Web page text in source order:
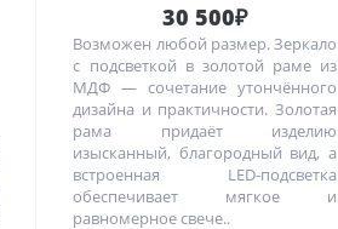
30 500₽
Возможен любой размер. Зеркало
с подсветкой в золотой раме из
МДФ — сочетание утончённого
дизайна и практичности. Золотая
рама придаёт изделию
изысканный, благородный вид, а
встроенная LED-подсветка
обеспечивает мягкое и
равномерное свече..